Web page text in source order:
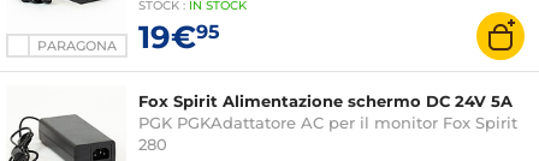
PARAGONA
STOCK : IN STOCK
19€95
Fox Spirit Alimentazione schermo DC 24V 5A
PGK PGKAdattatore AC per il monitor Fox Spirit
280